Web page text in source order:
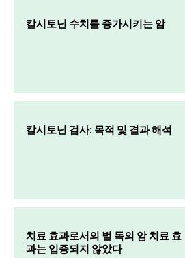
칼시토닌 수치를 증가시키는 암
칼시토닌 검사: 목적 및 결과 해석
치료 효과로서의 벌 독의 암 치료 효
과는 입증되지 않았다